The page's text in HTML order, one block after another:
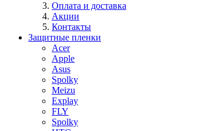
Оплата и доставка
Акции
Контакты
Защитные пленки
Acer
Apple
Asus
Spolky
Meizu
Explay
FLY
Spolky